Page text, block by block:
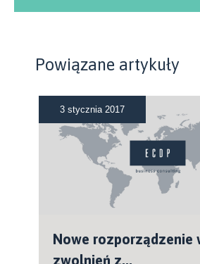
Powiązane artykuły
3 stycznia 2017
Nowe rozporządzenie
zwolnień z...